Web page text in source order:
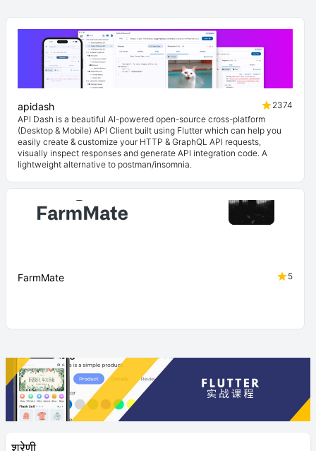
श्रेणी
apidash
2374
API Dash is a beautiful AI-powered open-source cross-platform
(Desktop & Mobile) API Client built using Flutter which can help you
easily create & customize your HTTP & GraphQL API requests,
visually inspect responses and generate API integration code. A
lightweight alternative to postman/insomnia.
FarmMate 5